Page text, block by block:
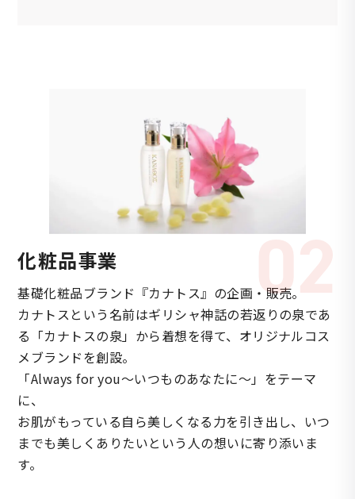
化粧品事業 02
基礎化粧品ブランド『カナトス』の企画・販売。
カナトスという名前はギリシャ神話の若返りの泉であ
る「カナトスの泉」から着想を得て、オリジナルコス
メブランドを創設。
「Always for you～いつものあなたに～」をテーマ
に、
お肌がもっている自ら美しくなる力を引き出し、いつ
までも美しくありたいという人の想いに寄り添いま
す。